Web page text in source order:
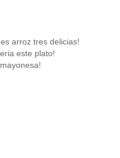
arroz tres delicias!
este plato!